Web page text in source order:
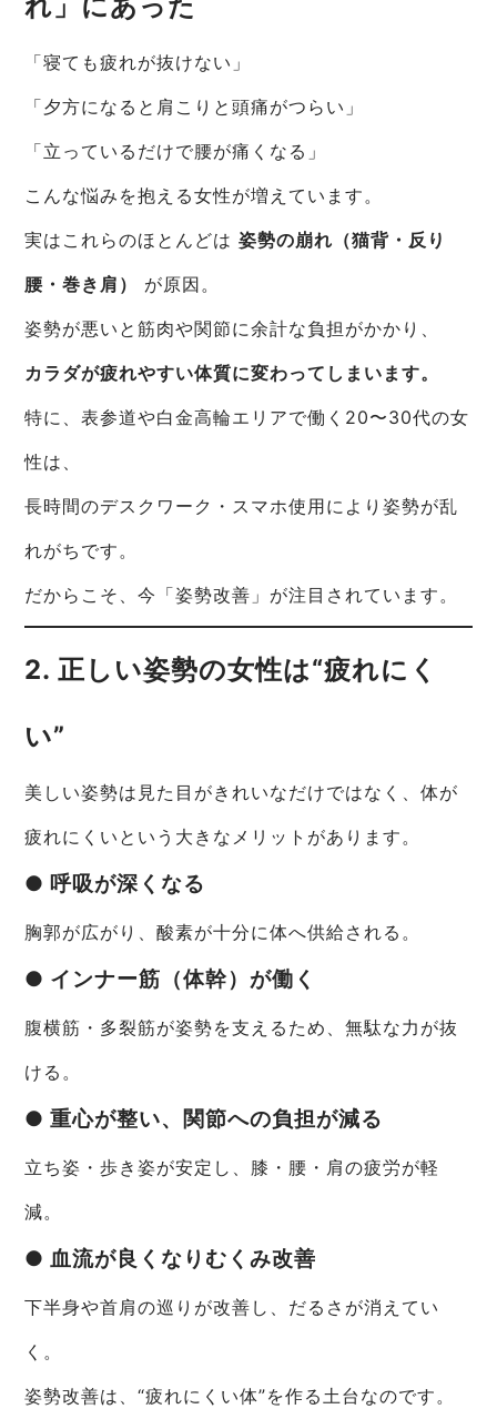
れ」にあった
「寝ても疲れが抜けない」
「夕方になると肩こりと頭痛がつらい」
「立っているだけで腰が痛くなる」
こんな悩みを抱える女性が増えています。
実はこれらのほとんどは姿勢の崩れ（猫背・反り
腰・巻き肩）
が原因。
姿勢が悪いと筋肉や関節に余計な負担がかかり、
カラダが疲れやすい体質に変わってしまいます。
特に、表参道や白金高輪エリアで働く20〜30代の女
性は、
長時間のデスクワーク・スマホ使用により姿勢が乱
れがちです。
だからこそ、今「姿勢改善」が注目されています。
2. 正しい姿勢の女性は“疲れにく
い”
美しい姿勢は見た目がきれいなだけではなく、体が
疲れにくいという大きなメリットがあります。
● 呼吸が深くなる
胸郭が広がり、酸素が十分に体へ供給される。
● インナー筋（体幹）が働く
腹横筋・多裂筋が姿勢を支えるため、無駄な力が抜
ける。
● 重心が整い、関節への負担が減る
立ち姿・歩き姿が安定し、膝・腰・肩の疲労が軽
減。
● 血流が良くなりむくみ改善
下半身や首肩の巡りが改善し、だるさが消えてい
く。
姿勢改善は、“疲れにくい体”を作る土台なのです。